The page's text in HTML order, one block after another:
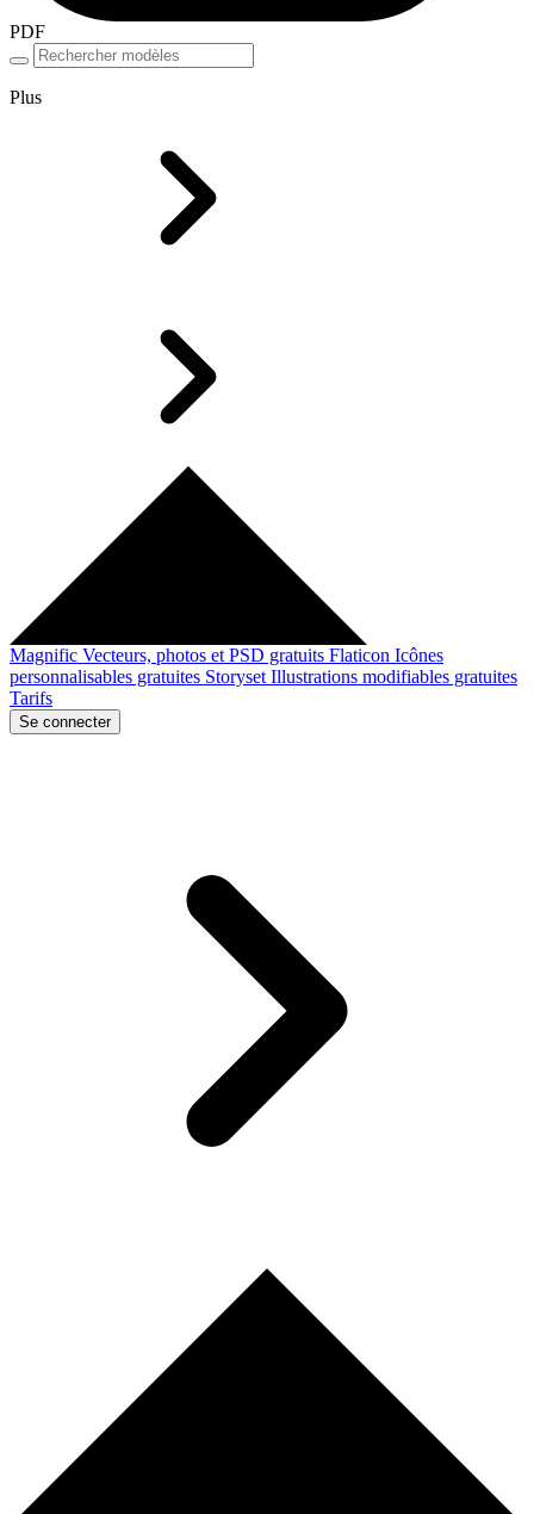
PDF
Plus
Magnific Vecteurs, photos et PSD gratuits Flaticon Icônes
personnalisables gratuites Storyset Illustrations modifiables gratuites
Tarifs
Se connecter